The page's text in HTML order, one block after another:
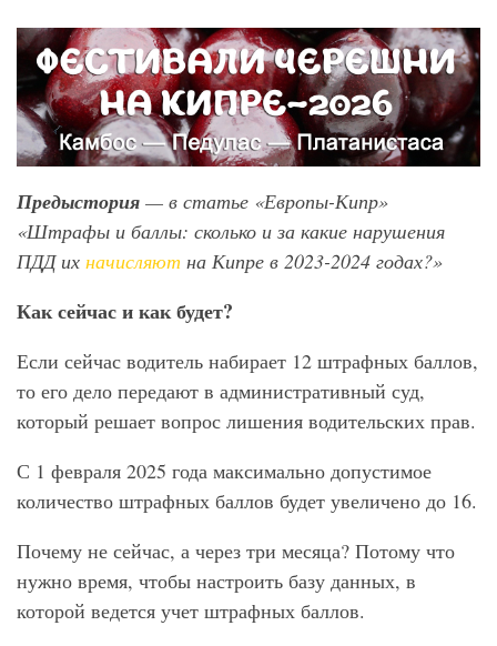
Предыстория — в статье «Европы-Кипр»
«Штрафы и баллы: сколько и за какие нарушения
ПДД их начисляют на Кипре в 2023-2024 годах?»
Как сейчас и как будет?
Если сейчас водитель набирает 12 штрафных баллов,
то его дело передают в административный суд,
который решает вопрос лишения водительских прав.
С 1 февраля 2025 года максимально допустимое
количество штрафных баллов будет увеличено до 16.
Почему не сейчас, а через три месяца? Потому что
нужно время, чтобы настроить базу данных, в
которой ведется учет штрафных баллов.